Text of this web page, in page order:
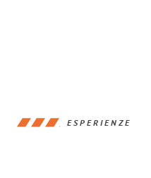
ESPERIENZE